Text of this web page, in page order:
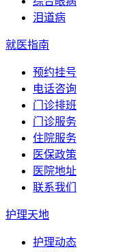
泪道病
就医指南
预约挂号
电话咨询
门诊排班
门诊服务
住院服务
医保政策
医院地址
联系我们
护理天地
护理动态